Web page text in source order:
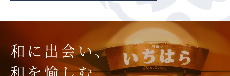
和に出会い、